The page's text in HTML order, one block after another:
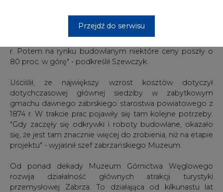
Przejdź do serwisu
wszystkim ceny prac budowlanych. "Robiliśmy całą
r. Potem na rynku budowlanym niektóre ceny poszły o
80 proc. w górę" - podkreślił Szewczyk.
Uściślił, że największy wzrost kosztów dotyczył
dotychczasowej głównej siedziby w zabytkowym
gmachu dawnego zabrskiego starostwa powiatowego z
1874 r. W trakcie prac pojawiły się tam kolejne potrzeby.
"Gdy zaczęły się odkrywki i roboty budowlane, okazało
się, że jest tam znacznie więcej do zrobienia, niż na etapie
projektu" - wyjaśnił szef zabrzańskiego Muzeum.
Od ponad dekady Muzeum Górnictwa Węglowego
rozwija działalność głównych atrakcji turystyki
przemysłowej Zabrza. To działająca od kilkunastu lat